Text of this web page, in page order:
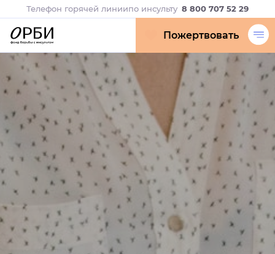
Телефон горячей линиипо инсульту 8 800 707 52 29
Пожертвовать